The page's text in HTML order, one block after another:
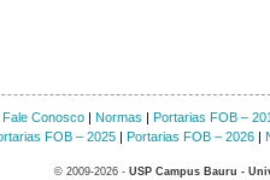
Fale Conosco| Normas | Portarias FOB –
FOB – 2025| Portarias FOB – 2026|
© 2009-2026 - USP Campus Bauru -